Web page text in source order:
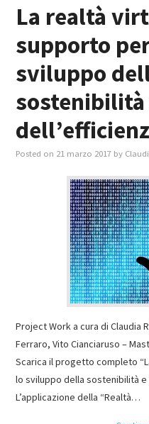
La realtà
supporto
sviluppo
sostenibilità
Posted on 21 marzo 2017 by
Project Work a cura di Claudia
Ferraro, Vito Cianciaruso –
Scarica il progetto completo
lo sviluppo della sostenibilità e
L’applicazione della “Realtà…